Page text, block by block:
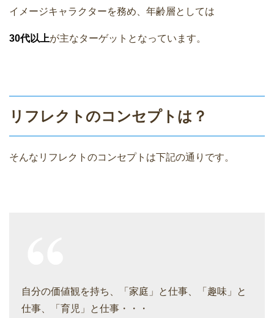
イメージキャラクターを務め、年齢層としては
30代以上が主なターゲットとなっています。
リフレクトのコンセプトは？
そんなリフレクトのコンセプトは下記の通りです。
自分の価値観を持ち、「家庭」と仕事、「趣味」と
仕事、「育児」と仕事・・・